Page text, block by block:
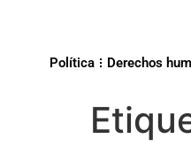
Política Derechos